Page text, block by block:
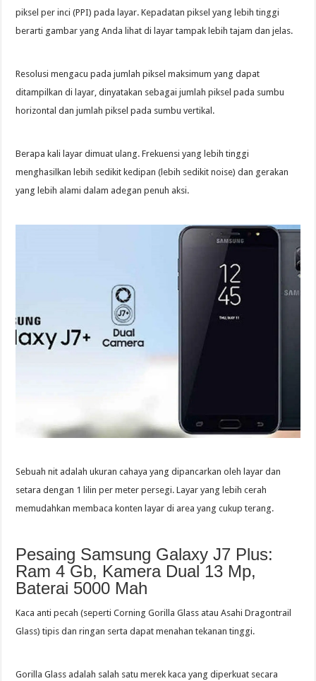
piksel per inci (PPI) pada layar. Kepadatan piksel yang lebih tinggi
berarti gambar yang Anda lihat di layar tampak lebih tajam dan jelas.
Resolusi mengacu pada jumlah piksel maksimum yang dapat
ditampilkan di layar, dinyatakan sebagai jumlah piksel pada sumbu
horizontal dan jumlah piksel pada sumbu vertikal.
Berapa kali layar dimuat ulang. Frekuensi yang lebih tinggi
menghasilkan lebih sedikit kedipan (lebih sedikit noise) dan gerakan
yang lebih alami dalam adegan penuh aksi.
Sebuah nit adalah ukuran cahaya yang dipancarkan oleh layar dan
setara dengan 1 lilin per meter persegi. Layar yang lebih cerah
memudahkan membaca konten layar di area yang cukup terang.
Pesaing Samsung Galaxy J7 Plus:
Ram 4 Gb, Kamera Dual 13 Mp,
Baterai 5000 Mah
Kaca anti pecah (seperti Corning Gorilla Glass atau Asahi Dragontrail
Glass) tipis dan ringan serta dapat menahan tekanan tinggi.
Gorilla Glass adalah salah satu merek kaca yang diperkuat secara